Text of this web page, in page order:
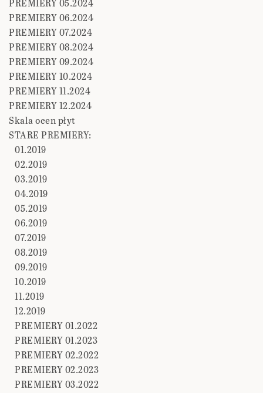
PREMIERY 05.2024
PREMIERY 06.2024
PREMIERY 07.2024
PREMIERY 08.2024
PREMIERY 09.2024
PREMIERY 10.2024
PREMIERY 11.2024
PREMIERY 12.2024
Skala ocen płyt
STARE PREMIERY:
01.2019
02.2019
03.2019
04.2019
05.2019
06.2019
07.2019
08.2019
09.2019
10.2019
11.2019
12.2019
PREMIERY 01.2022
PREMIERY 01.2023
PREMIERY 02.2022
PREMIERY 02.2023
PREMIERY 03.2022